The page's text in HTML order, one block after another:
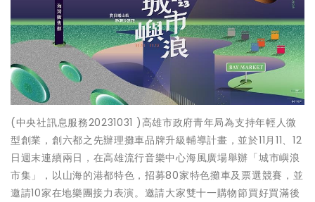
(中央社訊息服務20231031 )高雄市政府青年局為支持年輕人微
型創業，創六都之先辦理攤車品牌升級輔導計畫，並於11月11、12
日週末連續兩日，在高雄流行音樂中心海風廣場舉辦「城市嶼浪
市集」，以山海的港都特色，招募80家特色攤車及票選競賽，並
邀請10家在地樂團接力表演。邀請大家雙十一購物節買好買滿後